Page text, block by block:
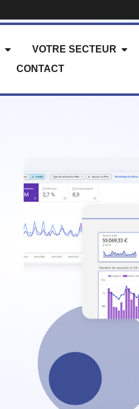
VOTRE SECTEUR
CONTACT